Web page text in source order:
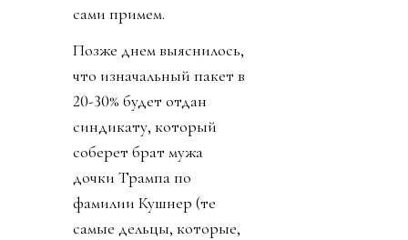
сами примем.
Позже днем выяснилось,
что изначальный пакет в
20-30% будет отдан
синдикату, который
соберет брат мужа
дочки Трампа по
фамилии Кушнер (те
самые дельцы, которые,